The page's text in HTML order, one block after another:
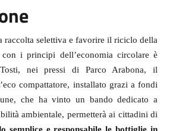
raccolta selettiva e favorire il riciclo della
i principi dell’economia circolare è
nei pressi di Parco Arabona, il
compattatore, installato grazi a fondi
che ha vinto un bando dedicato a
ambientale, permetterà ai cittadini di
semplice e responsabile le bottiglie in